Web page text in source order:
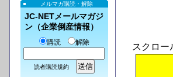
メルマガ購読・解除
JC-NETメールマガジ
ン（企業倒産情報）
購読 解除
読者購読規約
スクロ